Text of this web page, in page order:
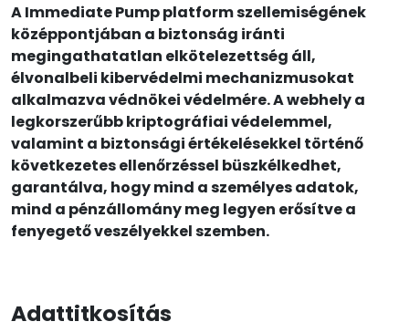
A Immediate Pump platform szellemiségének
középpontjában a biztonság iránti
megingathatatlan elkötelezettség áll,
élvonalbeli kibervédelmi mechanizmusokat
alkalmazva védnökei védelmére. A webhely a
legkorszerűbb kriptográfiai védelemmel,
valamint a biztonsági értékelésekkel történő
következetes ellenőrzéssel büszkélkedhet,
garantálva, hogy mind a személyes adatok,
mind a pénzállomány meg legyen erősítve a
fenyegető veszélyekkel szemben.
Adattitkosítás